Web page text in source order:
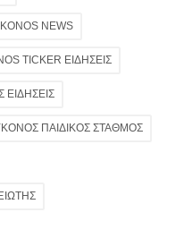
NEWS
TICKER ΕΙΔΗΣΕΙΣ
ΠΑΙΔΙΚΟΣ ΣΤΑΘΜΟΣ